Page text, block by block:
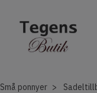
Små ponnyer